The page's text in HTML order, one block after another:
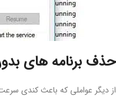
حذف برنامه های